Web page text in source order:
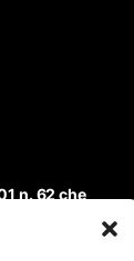
n. 62 che